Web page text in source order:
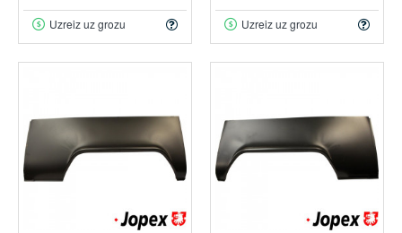
Uzreiz uz grozu Uzreiz uz grozu